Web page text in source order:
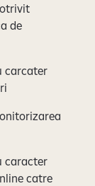
de
carcater
caracter
catre